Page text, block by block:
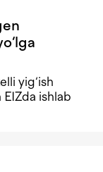
yig‘ish
ishlab